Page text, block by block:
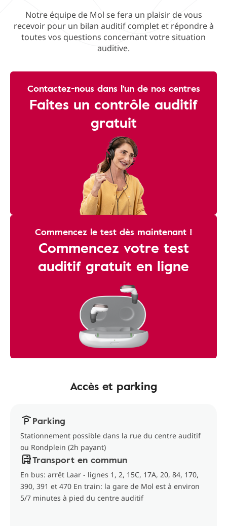
Notre équipe de Mol se fera un plaisir de vous
recevoir pour un bilan auditif complet et répondre à
toutes vos questions concernant votre situation
auditive.
Contactez-nous dans l'un de nos centres
Faites un contrôle auditif
gratuit
Commencez le test dès maintenant !
Commencez votre test
auditif gratuit en ligne
Accès et parking
Parking
Stationnement possible dans la rue du centre auditif
ou Rondplein (2h payant)
Transport en commun
En bus: arrêt Laar - lignes 1, 2, 15C, 17A, 20, 84, 170,
390, 391 et 470 En train: la gare de Mol est à environ
5/7 minutes à pied du centre auditif